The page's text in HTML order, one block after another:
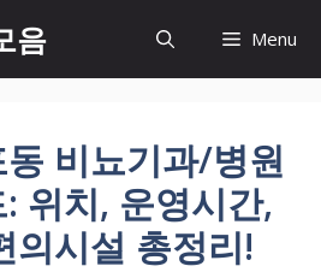
음 Menu
비뇨기과/병원
위치, 운영시간,
의시설 총정리!